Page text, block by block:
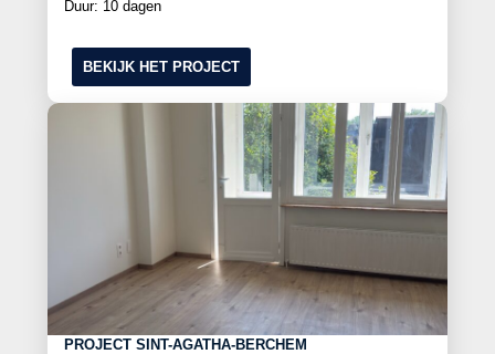
Duur: 10 dagen
BEKIJK HET PROJECT
PROJECT SINT-AGATHA-BERCHEM